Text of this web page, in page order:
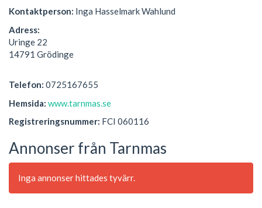
Kontaktperson: Inga Hasselmark Wahlund
Adress:
Uringe 22
14791 Grödinge
Telefon: 0725167655
Hemsida: www.tarnmas.se
Registreringsnummer: FCI 060116
Annonser från Tarnmas
Inga annonser hittades tyvärr.